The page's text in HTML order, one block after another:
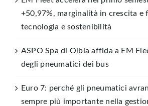
+50,97%, marginalità in crescita e
tecnologia e sostenibilità
ASPO Spa di Olbia affida a EM
degli pneumatici dei bus
Euro 7: perché gli pneumatici
sempre più importante nella